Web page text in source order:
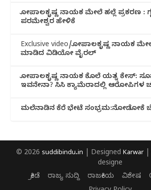
ಗೋಪಾಲಕೃಷ್ಣ ನಾಯಕ ಮೇಲೆ ಹಲ್ಲೆ ಪ್ರಕರಣ :
ಪರಮೇಶ್ವರ ಹೇಳಿಕೆ
Exclusive video/ಗೋಪಾಲಕೃಷ್ಣ ನಾಯಕ
ಮಾಡಿದ ವಿಡಿಯೋ ವೈರಲ್
ಗೋಪಾಲಕೃಷ್ಣ ನಾಯಕ ಕೊಲೆ ಯತ್ನ ಕೇಸ್:
ಇವನೇನಾ? ಸಿಸಿ ಕ್ಯಾಮೆರಾದಲ್ಲಿ ಆರೋಪಿಗಳ
ಮಲೆನಾಡಿ‌ನ ಕೆರೆ ಭೇಟೆ ಸಂಭ್ರಮ:ನೋಡೋಕೆ
© 2026 suddibindu.in | Designed Karwar
designe
ಕ್ರೀಡೆ
ರಾಜ್ಯ ಸುದ್ದಿ ರಾಜಕೀಯ ವಿಶೇಷ